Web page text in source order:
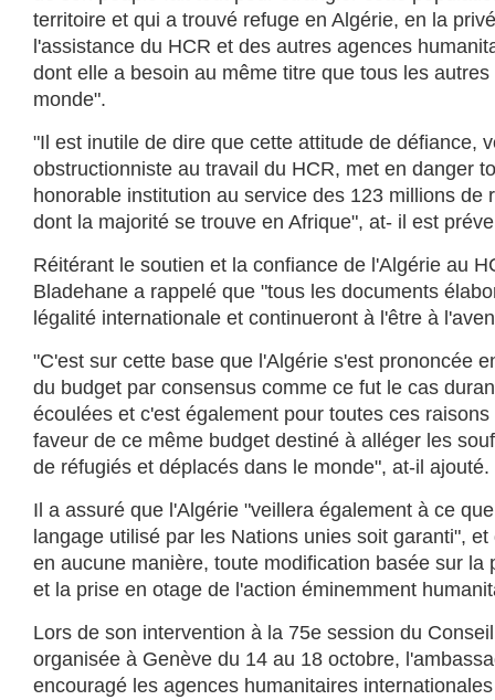
territoire et qui a trouvé refuge en Algérie, en la
l'assistance du HCR et des autres agences
dont elle a besoin au même titre que tous les
monde".
"Il est inutile de dire que cette attitude de défiance,
obstructionniste au travail du HCR, met en danger
honorable institution au service des 123 millions de
dont la majorité se trouve en Afrique", at- il est
Réitérant le soutien et la confiance de l'Algérie au
Bladehane a rappelé que "tous les documents
légalité internationale et continueront à l'être à
"C'est sur cette base que l'Algérie s'est prononcée
du budget par consensus comme ce fut le cas
écoulées et c'est également pour toutes ces
faveur de ce même budget destiné à alléger les
de réfugiés et déplacés dans le monde", at-il ajouté.
Il a assuré que l'Algérie "veillera également à ce
langage utilisé par les Nations unies soit garanti",
en aucune manière, toute modification basée sur la
et la prise en otage de l'action éminemment
Lors de son intervention à la 75e session du
organisée à Genève du 14 au 18 octobre,
encouragé les agences humanitaires